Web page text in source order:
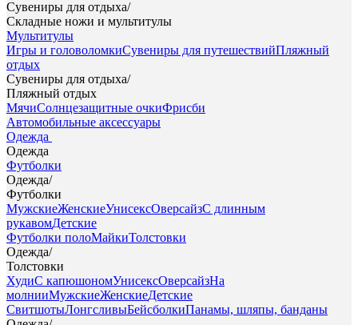
Сувениры для отдыха/
Складные ножи и мультитулы
Мультитулы
Игры и головоломкиСувениры для путешествийПляжный
отдых
Сувениры для отдыха/
Пляжный отдых
МячиСолнцезащитные очкиФрисби
Автомобильные аксессуары
Одежда
Одежда
Футболки
Одежда/
Футболки
МужскиеЖенскиеУнисексОверсайзС длинным
рукавомДетские
Футболки полоМайкиТолстовки
Одежда/
Толстовки
ХудиС капюшономУнисексОверсайзНа
молнииМужскиеЖенскиеДетские
СвитшотыЛонгсливыБейсболкиПанамы, шляпы, банданы